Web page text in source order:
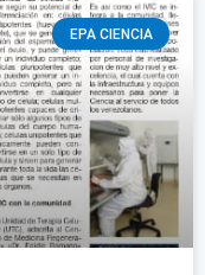
EPA CIENCIA